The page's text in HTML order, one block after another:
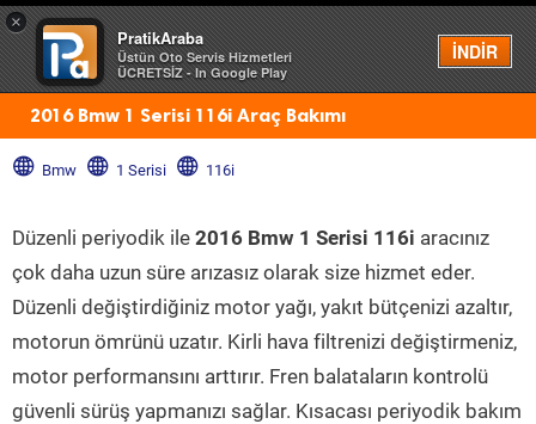
×
PratikAraba
Üstün Oto Servis Hizmetleri
ÜCRETSİZ - In Google Play
İNDİR
Menü
2016 Bmw 1 Serisi 116i Araç Bakımı
Bmw 1 Serisi 116i
Düzenli periyodik ile 2016 Bmw 1 Serisi 116i aracınız
çok daha uzun süre arızasız olarak size hizmet eder.
Düzenli değiştirdiğiniz motor yağı, yakıt bütçenizi azaltır,
motorun ömrünü uzatır. Kirli hava filtrenizi değiştirmeniz,
motor performansını arttırır. Fren balataların kontrolü
güvenli sürüş yapmanızı sağlar. Kısacası periyodik bakım